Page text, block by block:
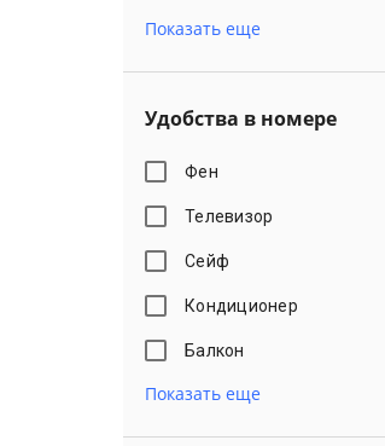
Показать еще
Удобства в номере
Фен
Телевизор
Сейф
Кондиционер
Балкон
Показать еще